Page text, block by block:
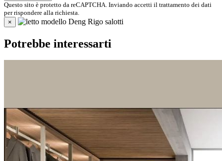
Questo sito è protetto da reCAPTCHA. Inviando accetti il trattamento dei dati
per rispondere alla richiesta.
×
Potrebbe interessarti